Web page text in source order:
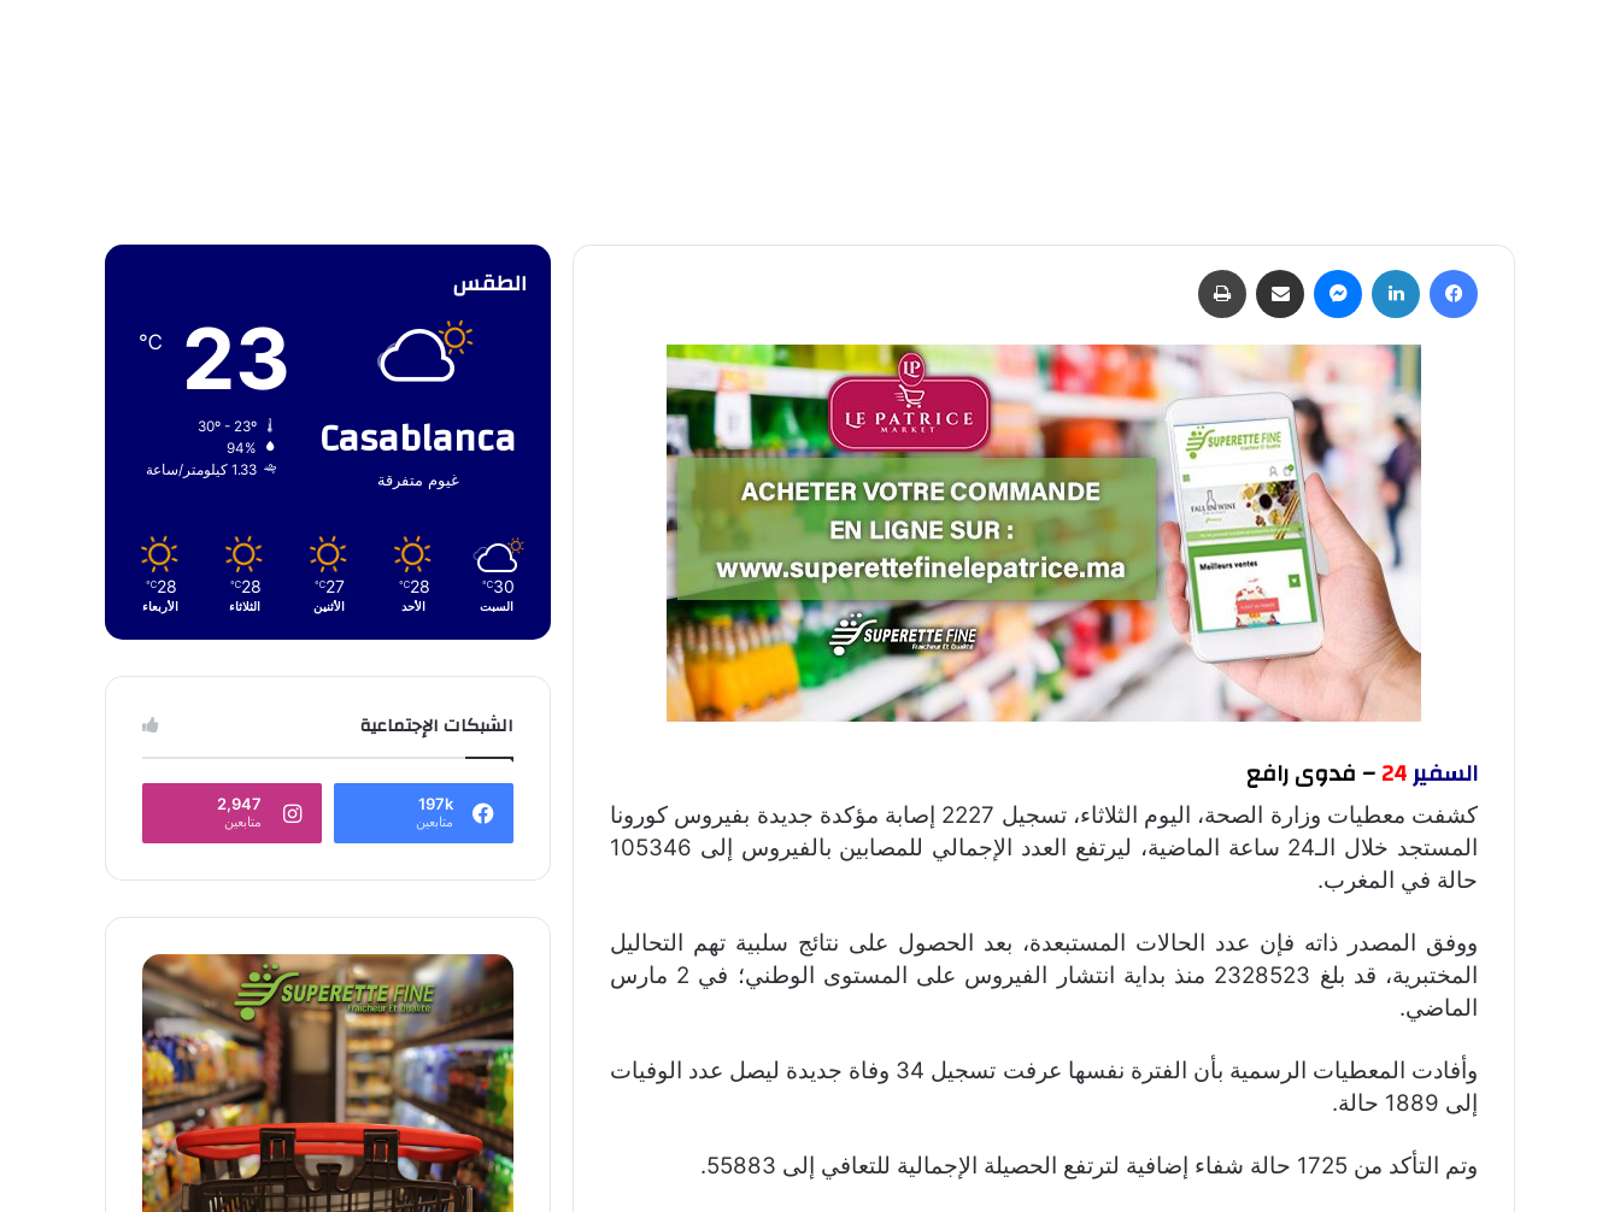
فيسبوك لينكدإن ماسنجر مشاركة عبر البريد
السفير24– فدوى رافع
كشفت معطيات وزارة الصحة، اليوم الثلاثاء، تسجيل 2227 إصابة مؤكدة جديدة بفيروس كورونا
المستجد خلال الـ24 ساعة الماضية، ليرتفع العدد الإجمالي للمصابين بالفيروس إلى 105346
حالة في المغرب.
ووفق المصدر ذاته فإن عدد الحالات المستبعدة، بعد الحصول على نتائج سلبية تهم التحاليل
المختبرية، قد بلغ 2328523 منذ بداية انتشار الفيروس على المستوى الوطني؛ في 2 مارس
الماضي.
وأفادت المعطيات الرسمية بأن الفترة نفسها عرفت تسجيل 34 وفاة جديدة ليصل عدد الوفيات
إلى 1889 حالة.
وتم التأكد من 1725 حالة شفاء إضافية لترتفع الحصيلة الإجمالية للتعافي إلى 55883.
الطقس
Casablanca
غيوم متفرقة
23
℃
94%
1.33 كيلومتر/ساعة
30
℃
السبت
28
℃
الأحد
27
℃
الأثنين
28
℃
الثلاثاء
28
℃
الأربعاء
الشبكات الإجتماعية
197k
متابعين
2,947
متابعين